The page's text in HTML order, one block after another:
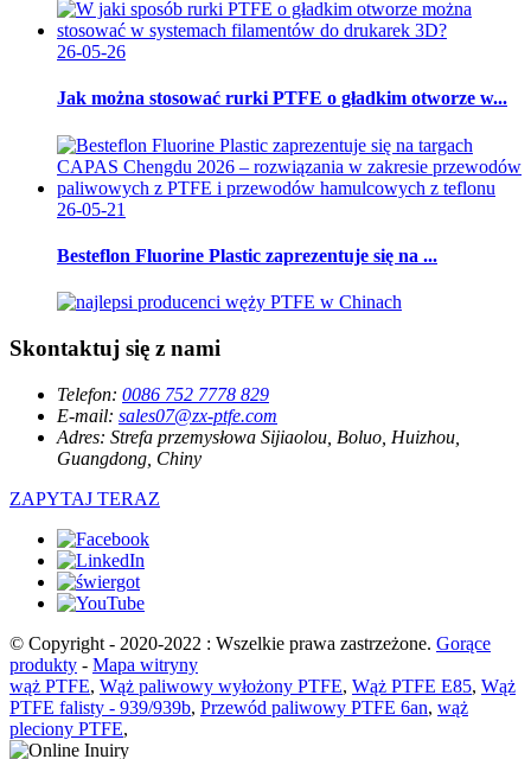
26-05-26
Jak można stosować rurki PTFE o gładkim otworze w...
26-05-21
Besteflon Fluorine Plastic zaprezentuje się na ...
Skontaktuj się z nami
Telefon: 0086 752 7778 829
E-mail: sales07@zx-ptfe.com
Adres: Strefa przemysłowa Sijiaolou, Boluo, Huizhou,
Guangdong, Chiny
ZAPYTAJ TERAZ
© Copyright - 2020-2022 : Wszelkie prawa zastrzeżone. Gorące
produkty - Mapa witryny
wąż PTFE, Wąż paliwowy wyłożony PTFE, Wąż PTFE E85, Wąż
PTFE falisty - 939/939b, Przewód paliwowy PTFE 6an, wąż
pleciony PTFE,